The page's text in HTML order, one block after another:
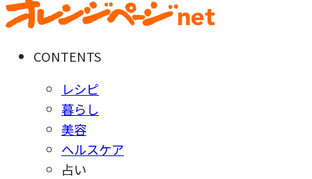
CONTENTS
レシピ
暮らし
美容
ヘルスケア
占い